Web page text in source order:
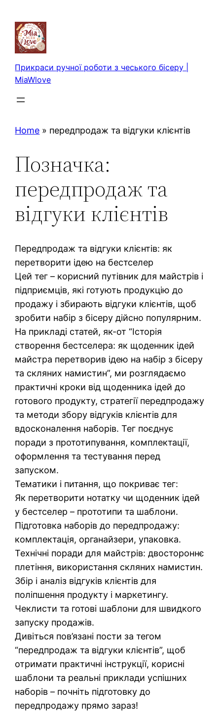
вмісту
Прикраси ручної роботи з чеського бісеру |
MiaWlove
Home » передпродаж та відгуки клієнтів
Позначка:
передпродаж та
відгуки клієнтів
Передпродаж та відгуки клієнтів: як
перетворити ідею на бестселер
Цей тег – корисний путівник для майстрів і
підприємців, які готують продукцію до
продажу і збирають відгуки клієнтів, щоб
зробити набір з бісеру дійсно популярним.
На прикладі статей, як-от “Історія
створення бестселера: як щоденник ідей
майстра перетворив ідею на набір з бісеру
та скляних намистин”, ми розглядаємо
практичні кроки від щоденника ідей до
готового продукту, стратегії передпродажу
та методи збору відгуків клієнтів для
вдосконалення наборів. Тег поєднує
поради з прототипування, комплектації,
оформлення та тестування перед
запуском.
Тематики і питання, що покриває тег:
Як перетворити нотатку чи щоденник ідей
у бестселер – прототипи та шаблони.
Підготовка наборів до передпродажу:
комплектація, органайзери, упаковка.
Технічні поради для майстрів: двостороннє
плетіння, використання скляних намистин.
Збір і аналіз відгуків клієнтів для
поліпшення продукту і маркетингу.
Чеклисти та готові шаблони для швидкого
запуску продажів.
Дивіться пов’язані пости за тегом
“передпродаж та відгуки клієнтів”, щоб
отримати практичні інструкції, корисні
шаблони та реальні приклади успішних
наборів – почніть підготовку до
передпродажу прямо зараз!